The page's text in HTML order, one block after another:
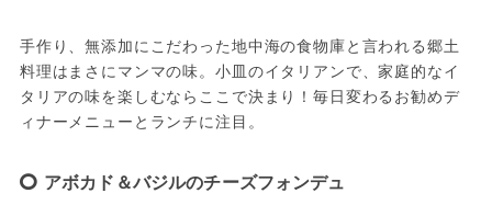
手作り、無添加にこだわった地中海の食物庫と言われる郷土
料理はまさにマンマの味。小皿のイタリアンで、家庭的なイ
タリアの味を楽しむならここで決まり！毎日変わるお勧めデ
ィナーメニューとランチに注目。
アボカド＆バジルのチーズフォンデュ